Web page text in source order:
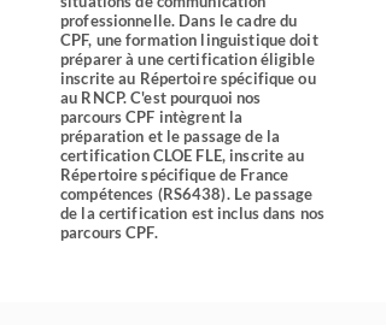
professionnelle. Dans le cadre du
CPF, une formation linguistique doit
préparer à une certification éligible
inscrite au Répertoire spécifique ou
au RNCP. C'est pourquoi nos
parcours CPF intègrent la
préparation et le passage de la
certification CLOE FLE, inscrite au
Répertoire spécifique de France
compétences (RS6438). Le passage
de la certification est inclus dans nos
parcours CPF.